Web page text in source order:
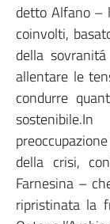
detto Alfano –
coinvolti,
della
allentare le
condurre
della crisi,
Farnesina –
ripristinata la